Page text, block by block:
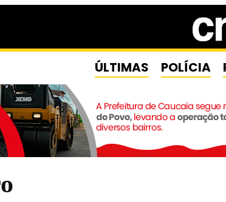
ÚLTIMAS POLÍCIA